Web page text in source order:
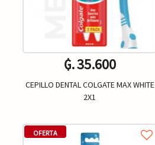
₲. 35.600
CEPILLO DENTAL COLGATE MAX WHITE
2X1
OFERTA